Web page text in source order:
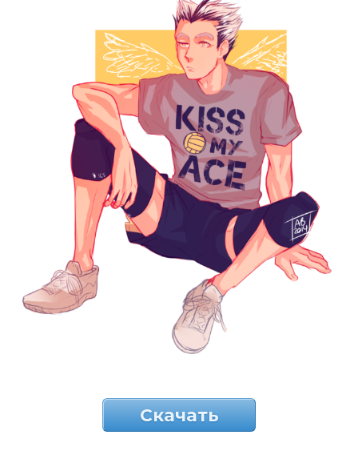
Скачать